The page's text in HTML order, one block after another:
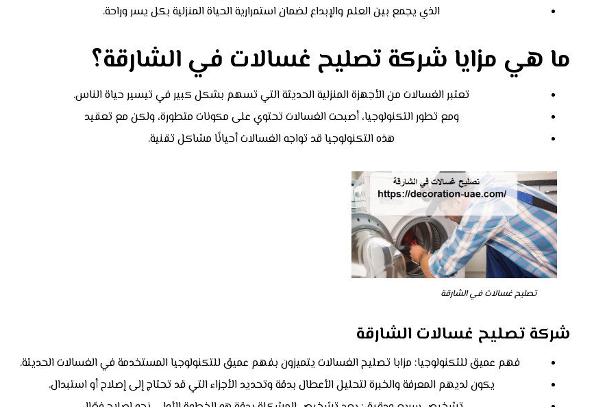
الذي يجمع بين العلم والإبداع لضمان استمرارية الحياة المنزلية بكل يسر وراحة.
ما هي مزايا شركة تصليح غسالات في الشارقة؟
تعتبر الغسالات من الأجهزة المنزلية الحديثة التي تسهم بشكل كبير في تيسير حياة الناس.
ومع تطور التكنولوجيا، أصبحت الغسالات تحتوي على مكونات متطورة، ولكن مع تعقيد
هذه التكنولوجيا قد تواجه الغسالات أحيانًا مشاكل تقنية.
تصليح غسالات في الشارقة
شركة تصليح غسالات الشارقة
فهم عميق للتكنولوجيا: مزابا تصليح الغسالات يتميزون بفهم عميق للتكنولوجيا المستخدمة في الغسالات الحديثة.
يكون لديهم المعرفة والخبرة لتحليل الأعطال بدقة وتحديد الأجزاء التي قد تحتاج إلى إصلاح أو استبدال.